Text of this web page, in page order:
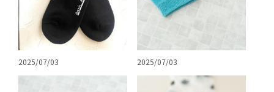
2025/07/03 2025/07/03